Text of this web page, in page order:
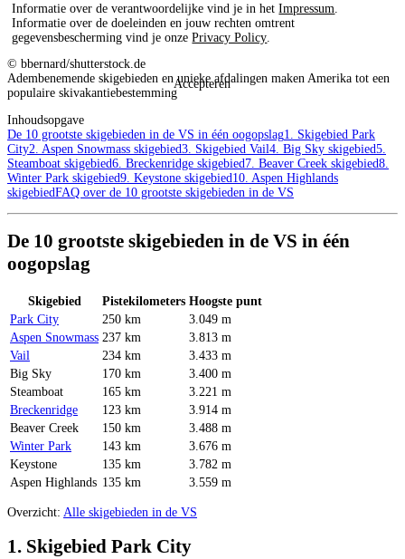
Informatie over de verantwoordelijke vind je in hetImpressum
Informatie over de doeleinden en jouw rechten omtrent
gegevensbescherming vind je onzePrivacy Policy
Accepteren
© bbernard/shutterstock.de
Adembenemende skigebieden en unieke afdalingen maken Amerika tot een
populaire skivakantiebestemming
Inhoudsopgave
De 10 grootste skigebieden in de VS in één oogopslag1. Skigebied Park
City2. Aspen Snowmass skigebied3. Skigebied Vail4. Big Sky skigebied5.
Steamboat skigebied6. Breckenridge skigebied 7. Beaver Creek skigebied8.
Winter Park skigebied9. Keystone skigebied 10. Aspen Highlands
skigebiedFAQ over de 10 grootste skigebieden in de VS
De 10 grootste skigebieden in de VS in één
oogopslag
Skigebied Pistekilometers Hoogste punt
Park City
250 km
3.049 m
Aspen Snowmass 237 km
3.813 m
Vail
234 km
3.433 m
Big Sky
170 km
3.400 m
Steamboat
165 km
3.221 m
Breckenridge
123 km
3.914 m
Beaver Creek
150 km
3.488 m
Winter Park
143 km
3.676 m
Keystone
135 km
3.782 m
Aspen Highlands 135 km 3.559 m
Overzicht: Alle skigebieden in de VS
1. Skigebied Park City